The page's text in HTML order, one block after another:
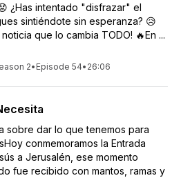
¿Has intentado "disfrazar" el
sintiéndote sin esperanza? 😥
noticia que lo cambia TODO! 🔥En ...
2• Episode 54• 26:06
sobre dar lo que tenemos para
conmemoramos la Entrada
a Jerusalén, ese momento
fue recibido con mantos, ramas y